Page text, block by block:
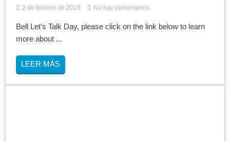
2 de febrero de 2019 No hay comentarios
Bell Let’s Talk Day, please click on the link below to learn
more about ...
LEER MÁS